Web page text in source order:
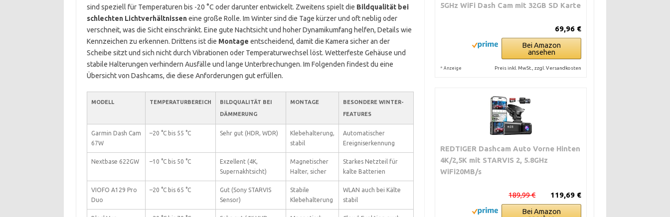
sind speziell für Temperaturen bis -20 °C oder darunter entwickelt. Zweitens spielt die Bildqualität bei
schlechten Lichtverhältnisseneine große Rolle. Im Winter sind die Tage kürzer und oft neblig oder
verschneit, was die Sicht einschränkt. Eine gute Nachtsicht und hoher Dynamikumfang helfen, Details wie
Kennzeichen zu erkennen. Drittens ist die Montage entscheidend, damit die Kamera sicher an der
Scheibe sitzt und sich nicht durch Vibrationen oder Temperaturwechsel löst. Wetterfeste Gehäuse und
stabile Halterungen verhindern Ausfälle und lange Unterbrechungen. Im Folgenden findest du eine
Übersicht von Dashcams, die diese Anforderungen gut erfüllen.
MODELL TEMPERATURBEREICH
BILDQUALITÄT BEI
DÄMMERUNG
MONTAGE
BESONDERE WINTER-
FEATURES
Garmin Dash Cam
67W
–20 °C bis 55 °C Sehr gut (HDR, WDR)
Klebehalterung,
stabil
Automatischer
Ereigniserkennung
Nextbase 622GW –10 °C bis 50 °C
Exzellent (4K,
Supernakhtsicht)
Magnetischer
Halter, sicher
Starkes Netzteil für
kalte Batterien
VIOFO A129 Pro
Duo
–20 °C bis 65 °C
Gut (Sony STARVIS
Sensor)
Stabile
Klebehalterung
WLAN auch bei Kälte
stabil
5GHz WiFi Dash Cam mit 32GB SD Karte
69,96 €
Bei Amazon
ansehen
* Anzeige Preis inkl. MwSt., zzgl. Versandkosten
REDTIGER Dashcam Auto Vorne Hinten
4K/2,5K mit STARVIS 2, 5.8GHz
WiFi20MB/s
119,69 €
189,99 €
Bei Amazon